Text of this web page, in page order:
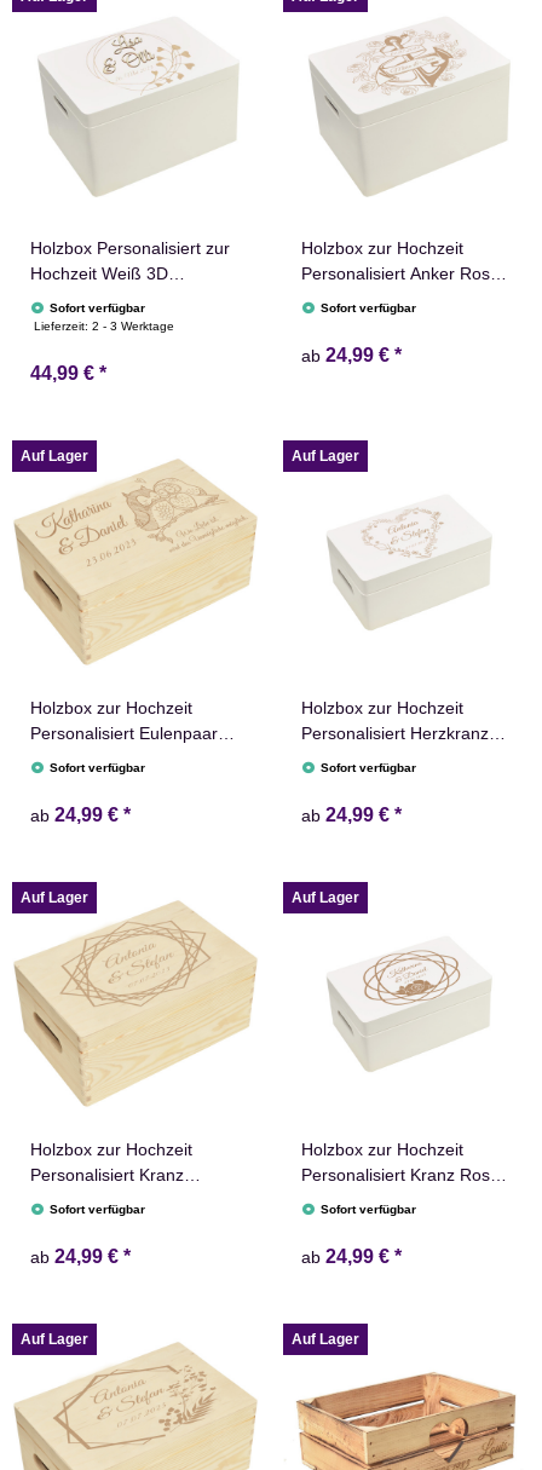
Holzbox Personalisiert zur
Hochzeit Weiß 3D
Schriftzug 40x30x23cm
Box
Sofort verfügbar
Lieferzeit:2 - 3 Werktage
44,99 € *
Holzbox zur Hochzeit
Personalisiert Anker Rosen
Erinnerungsbox Truhe
Sofort verfügbar
ab 24,99 € *
Auf Lager
Holzbox zur Hochzeit
Personalisiert Eulenpaar
Erinnerungsbox
Sofort verfügbar
ab 24,99 € *
Auf Lager
Holzbox zur Hochzeit
Personalisiert Herzkranz
Namen Datum
Sofort verfügbar
ab 24,99 € *
Auf Lager
Holzbox zur Hochzeit
Personalisiert Kranz
Namen Datum
Sofort verfügbar
ab 24,99 € *
Auf Lager
Holzbox zur Hochzeit
Personalisiert Kranz Rose
Erinnerungsbox Holztruhe
Sofort verfügbar
ab 24,99 € *
Auf Lager Auf Lager